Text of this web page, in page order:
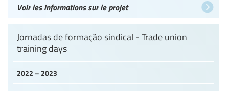
Voir les informations sur le projet
2022 – 2023
Jornadas de formação sindical - Trade union
training days